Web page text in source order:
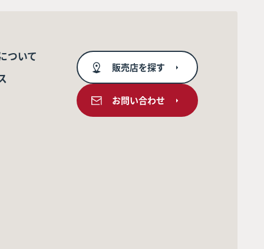
ついて
販売店を探す
お問い合わせ